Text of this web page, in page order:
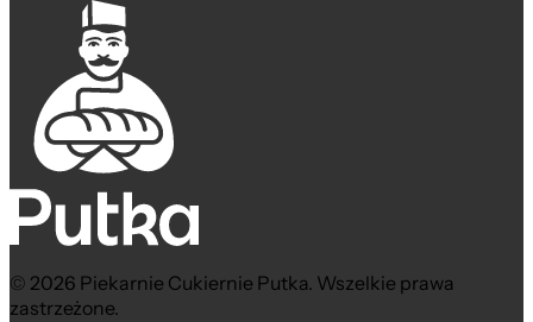
© 2026 Piekarnie Cukiernie Putka. Wszelkie prawa
zastrzeżone.